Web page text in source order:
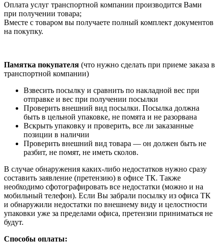
Оплата услуг транспортной компании производится Вами
при получении товара;
Вместе с товаром вы получаете полный комплект документов
на покупку.
Памятка покупателя (что нужно сделать при приеме заказа в
транспортной компании)
Взвесить посылку и сравнить по накладной вес при
отправке и вес при получении посылки
Проверить внешний вид посылки. Посылка должна
быть в цельной упаковке, не помята и не разорвана
Вскрыть упаковку и проверить, все ли заказанные
позиции в наличии
Проверить внешний вид товара — он должен быть не
разбит, не помят, не иметь сколов.
В случае обнаружения каких-либо недостатков нужно сразу
составить заявление (претензию) в офисе ТК. Также
необходимо сфотографировать все недостатки (можно и на
мобильный телефон). Если Вы забрали посылку из офиса ТК
и обнаружили недостатки по внешнему виду и целостности
упаковки уже за пределами офиса, претензии приниматься не
будут.
Способы оплаты: